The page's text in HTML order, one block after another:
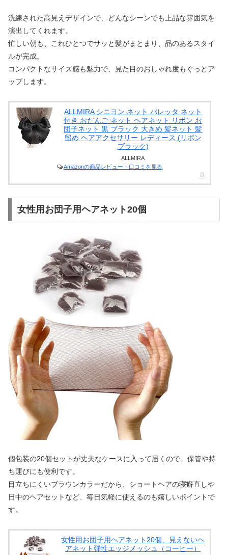
洗練された高見えデザインで、どんなシーンでも上品な雰囲気を
演出してくれます。
忙しい朝も、これひとつでサッと髪がまとまり、品のあるスタイ
ルが完成。
コンパクトなサイズ感も魅力で、見た目のおしゃれ度もぐっとア
ップします。
ALLMIRA シニヨン ネット バレッタ ネット
付き おだんご ネット ヘアネット リボン お
団子ネット 黒 ブラック 大きめ 髪ネット 髪
留め ヘアアクセサリー レディース (リボン
ブラック)
ALLMIRA
Amazonの商品レビュー・口コミを見る
女性用お団子用ヘアネット20個
個包装の20個セットが丈夫なケースに入って届くので、保管や持
ち運びにも便利です。
目立ちにくいブラウンカラーだから、ショートヘアの寝癖直しや
日中のヘアセットなど、毎日気軽に使えるのも嬉しいポイントで
す。
女性用お団子用ヘアネット20個、見えないヘ
アネット弾性エッジメッシュ（コーヒー）